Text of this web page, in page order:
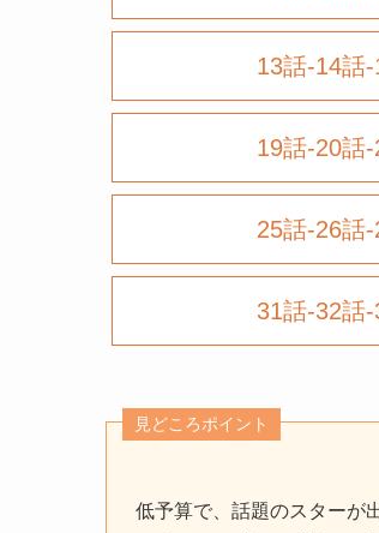
13話-14話
19話-20話
25話-26話
31話-32話
見どころポイント
低予算で、話題のスターが